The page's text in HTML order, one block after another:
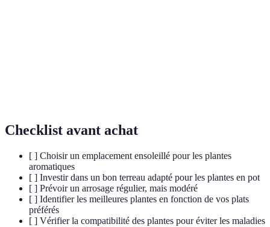
Checklist avant achat
[ ] Choisir un emplacement ensoleillé pour les plantes
aromatiques
[ ] Investir dans un bon terreau adapté pour les plantes en pot
[ ] Prévoir un arrosage régulier, mais modéré
[ ] Identifier les meilleures plantes en fonction de vos plats
préférés
[ ] Vérifier la compatibilité des plantes pour éviter les maladies